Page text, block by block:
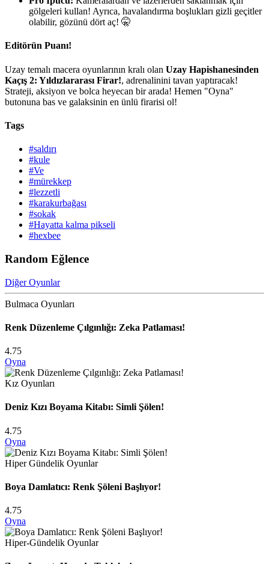
gölgeleri kullan! Ayrıca, havalandırma boşlukları gizli geçitler
olabilir, gözünü dört aç! 🤫
Editörün Puanı!
Uzay temalı macera oyunlarının kralı olan Uzay Hapishanesinden
Kaçış 2: Yıldızlararası Firar!, adrenalinini tavan yaptıracak!
Strateji, aksiyon ve bolca heyecan bir arada! Hemen "Oyna"
butonuna bas ve galaksinin en ünlü firarisi ol!
Tags
#saldırı
#kule
#Ve
#mürekkep
#lezzetli
#karakurbağası
#sokak
#Hayatta kalma pikseli
#hexbee
Random Eğlence
Diğer Oyunlar
Bulmaca Oyunları
Renk Düzenleme Çılgınlığı: Zeka Patlaması!
4.75
Oyna
Kız Oyunları
Deniz Kızı Boyama Kitabı: Simli Şölen!
4.75
Oyna
Hiper Gündelik Oyunlar
Boya Damlatıcı: Renk Şöleni Başlıyor!
4.75
Oyna
Hiper-Gündelik Oyunlar